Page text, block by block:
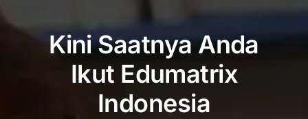
Kini Saatnya Anda
Ikut Edumatrix
Indonesia